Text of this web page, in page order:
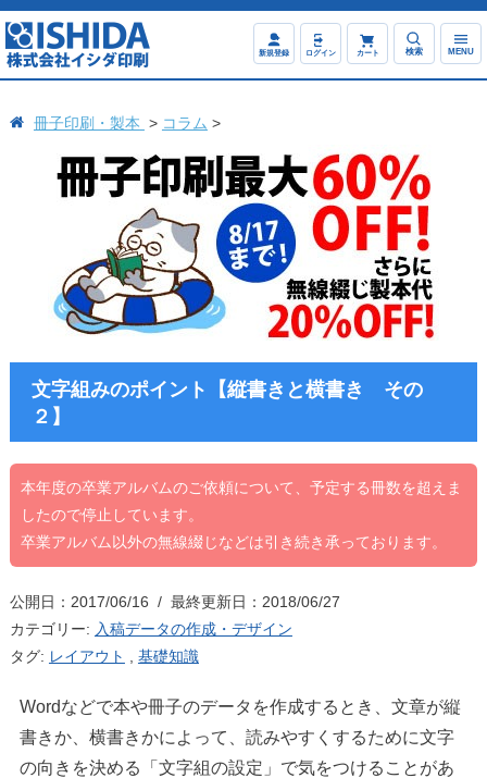
新規登録 ログイン カート 検索 MENU
冊子印刷・製本 コラム
文字組みのポイント【縦書きと横書き その
２】
本年度の卒業アルバムのご依頼について、予定する冊数を超えま
したので停止しています。
卒業アルバム以外の無線綴じなどは引き続き承っております。
公開日：2017/06/16 / 最終更新日：2018/06/27
カテゴリー: 入稿データの作成・デザイン
タグ: レイアウト 基礎知識
Wordなどで本や冊子のデータを作成するとき、文章が縦
書きか、横書きかによって、読みやすくするために文字
の向きを決める「文字組の設定」で気をつけることがあ